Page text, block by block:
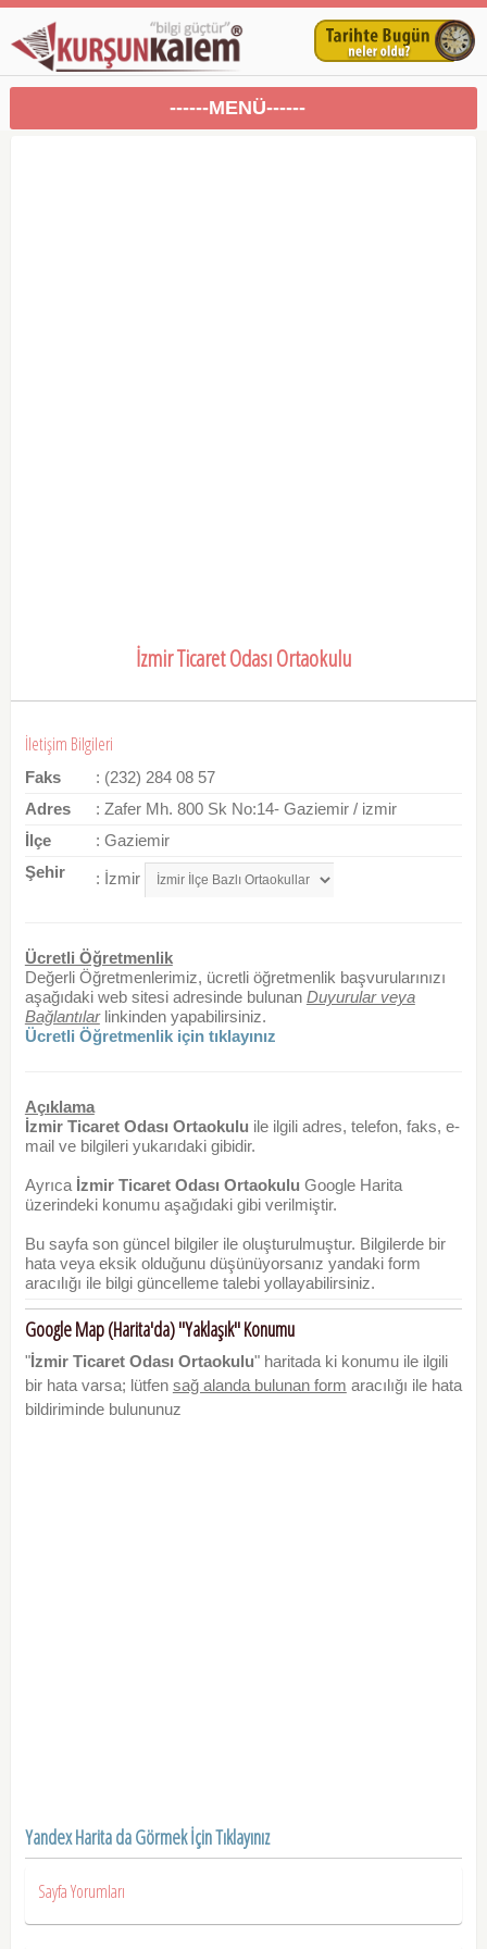
------MENÜ------
İzmir Ticaret Odası Ortaokulu
İletişim Bilgileri
Faks
: (232) 284 08 57
Adres
: Zafer Mh. 800 Sk No:14- Gaziemir / izmir
İlçe
: Gaziemir
Şehir
: İzmir
Ücretli Öğretmenlik
Değerli Öğretmenlerimiz, ücretli öğretmenlik başvurularınızı
aşağıdaki web sitesi adresinde bulunan Duyurular veya
Bağlantılarlinkinden yapabilirsiniz.
Ücretli Öğretmenlik için tıklayınız
Açıklama
İzmir Ticaret Odası Ortaokulu ile ilgili adres, telefon, faks, e-
mail ve bilgileri yukarıdaki gibidir.
Ayrıca İzmir Ticaret Odası Ortaokulu Google Harita
üzerindeki konumu aşağıdaki gibi verilmiştir.
Bu sayfa son güncel bilgiler ile oluşturulmuştur. Bilgilerde bir
hata veya eksik olduğunu düşünüyorsanız yandaki form
aracılığı ile bilgi güncelleme talebi yollayabilirsiniz.
Google Map (Harita'da) "Yaklaşık" Konumu
"İzmir Ticaret Odası Ortaokulu" haritada ki konumu ile ilgili
bir hata varsa; lütfen sağ alanda bulunan form aracılığı ile hata
bildiriminde bulununuz
Yandex Harita da Görmek İçin Tıklayınız
Sayfa Yorumları